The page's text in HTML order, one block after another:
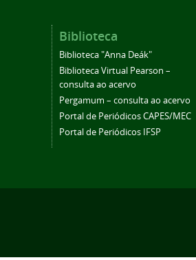
Biblioteca
Biblioteca "Anna Deák"
Biblioteca Virtual Pearson –
consulta ao acervo
Pergamum – consulta ao acervo
Portal de Periódicos CAPES/MEC
Portal de Periódicos IFSP